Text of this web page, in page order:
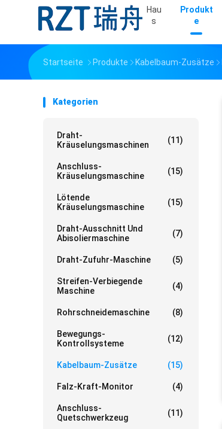
Hau
S
Produkt
E
Startseite Produkte Kabelbaum-Zusätze
Kategorien
Draht-
Kräuselungsmaschinen
(11)
Anschluss-
Kräuselungsmaschine
(15)
Lötende
Kräuselungsmaschine
(15)
Draht-Ausschnitt Und
Abisoliermaschine
(7)
Draht-Zufuhr-Maschine (5)
Streifen-Verbiegende
Maschine
(4)
Rohrschneidemaschine (8)
Bewegungs-
Kontrollsysteme
(12)
Kabelbaum-Zusätze (15)
Falz-Kraft-Monitor (4)
Anschluss-
Quetschwerkzeug
(11)